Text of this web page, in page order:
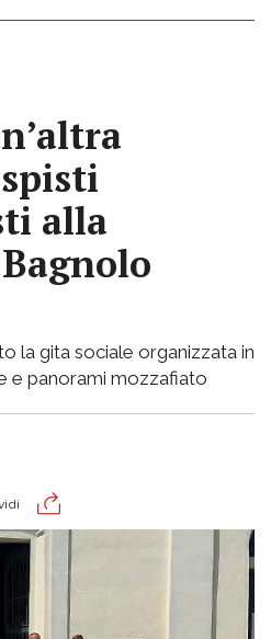
alla
la gita sociale organizzata in
e panorami mozzafiato